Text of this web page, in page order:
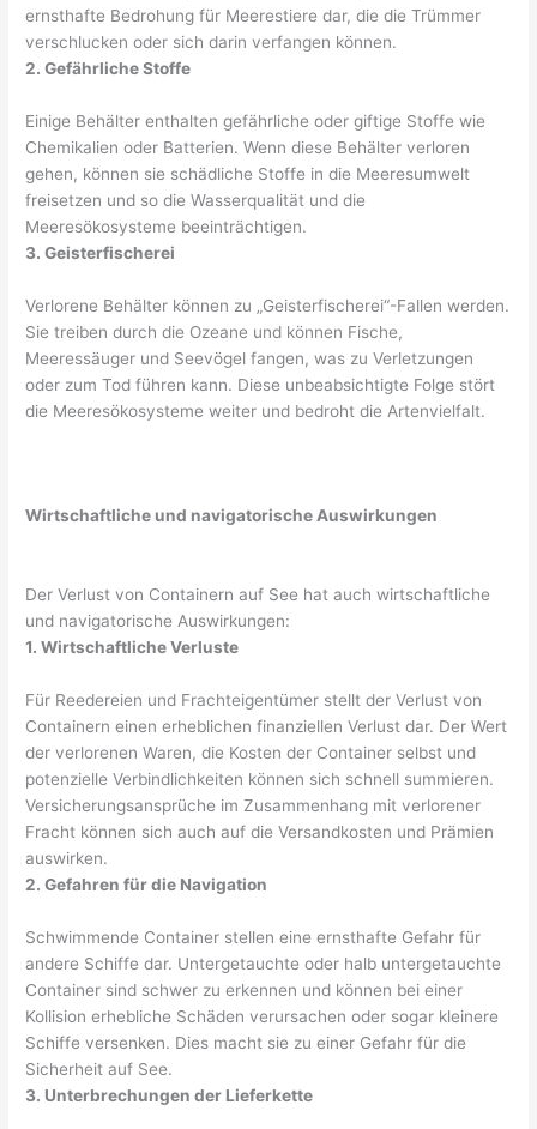
ernsthafte Bedrohung für Meerestiere dar, die die Trümmer
verschlucken oder sich darin verfangen können.
2. Gefährliche Stoffe
Einige Behälter enthalten gefährliche oder giftige Stoffe wie
Chemikalien oder Batterien. Wenn diese Behälter verloren
gehen, können sie schädliche Stoffe in die Meeresumwelt
freisetzen und so die Wasserqualität und die
Meeresökosysteme beeinträchtigen.
3. Geisterfischerei
Verlorene Behälter können zu „Geisterfischerei“-Fallen werden.
Sie treiben durch die Ozeane und können Fische,
Meeressäuger und Seevögel fangen, was zu Verletzungen
oder zum Tod führen kann. Diese unbeabsichtigte Folge stört
die Meeresökosysteme weiter und bedroht die Artenvielfalt.
Wirtschaftliche und navigatorische Auswirkungen
Der Verlust von Containern auf See hat auch wirtschaftliche
und navigatorische Auswirkungen:
1. Wirtschaftliche Verluste
Für Reedereien und Frachteigentümer stellt der Verlust von
Containern einen erheblichen finanziellen Verlust dar. Der Wert
der verlorenen Waren, die Kosten der Container selbst und
potenzielle Verbindlichkeiten können sich schnell summieren.
Versicherungsansprüche im Zusammenhang mit verlorener
Fracht können sich auch auf die Versandkosten und Prämien
auswirken.
2. Gefahren für die Navigation
Schwimmende Container stellen eine ernsthafte Gefahr für
andere Schiffe dar. Untergetauchte oder halb untergetauchte
Container sind schwer zu erkennen und können bei einer
Kollision erhebliche Schäden verursachen oder sogar kleinere
Schiffe versenken. Dies macht sie zu einer Gefahr für die
Sicherheit auf See.
3. Unterbrechungen der Lieferkette